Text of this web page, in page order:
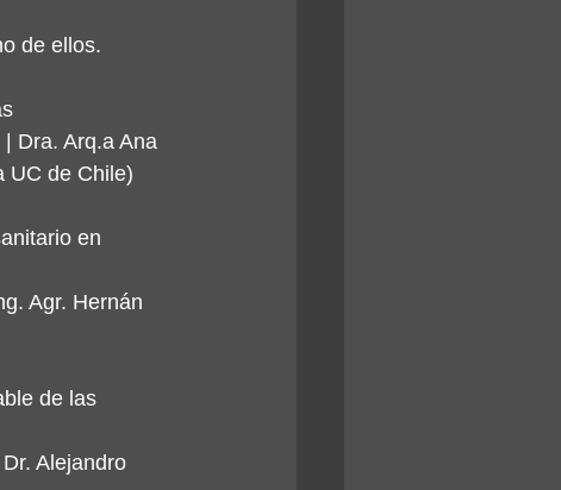
de ellos.
Dra. Arq.a Ana
UC de Chile)
en
Agr. Hernán
de las
Alejandro